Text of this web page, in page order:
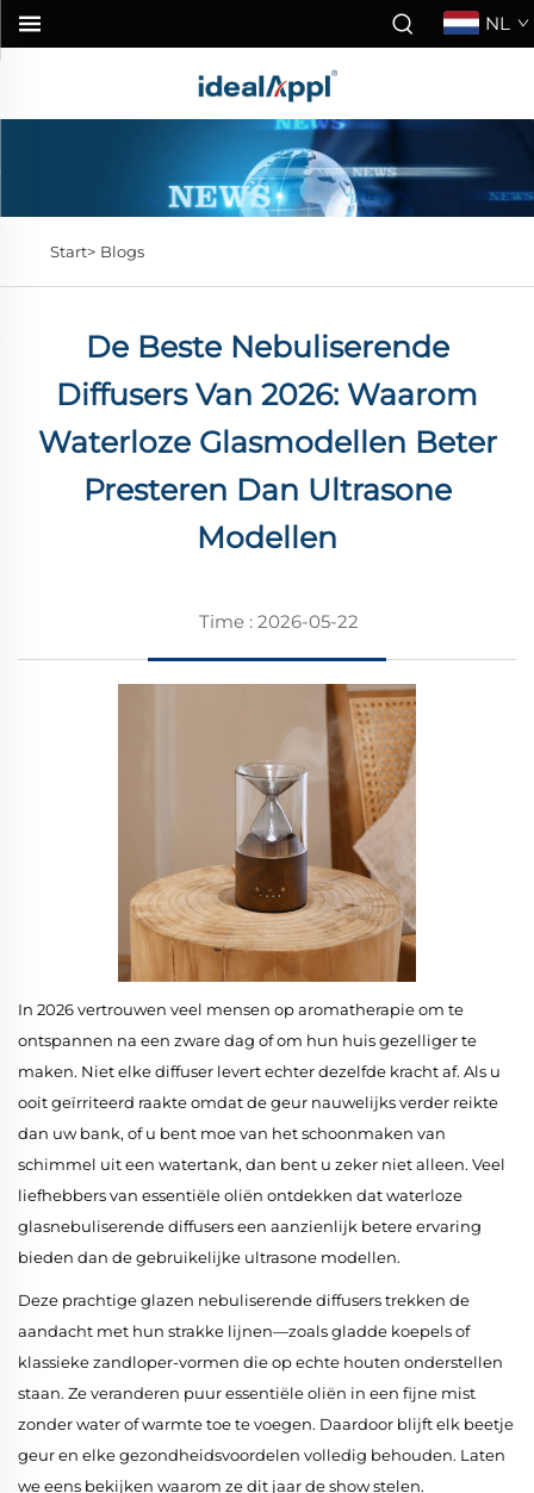
NL
Start> Blogs
De Beste Nebuliserende
Diffusers Van 2026: Waarom
Waterloze Glasmodellen Beter
Presteren Dan Ultrasone
Modellen
Time : 2026-05-22
In 2026 vertrouwen veel mensen op aromatherapie om te
ontspannen na een zware dag of om hun huis gezelliger te
maken. Niet elke diffuser levert echter dezelfde kracht af. Als u
ooit geïrriteerd raakte omdat de geur nauwelijks verder reikte
dan uw bank, of u bent moe van het schoonmaken van
schimmel uit een watertank, dan bent u zeker niet alleen. Veel
liefhebbers van essentiële oliën ontdekken dat waterloze
glasnebuliserende diffusers een aanzienlijk betere ervaring
bieden dan de gebruikelijke ultrasone modellen.
Deze prachtige glazen nebuliserende diffusers trekken de
aandacht met hun strakke lijnen—zoals gladde koepels of
klassieke zandloper-vormen die op echte houten onderstellen
staan. Ze veranderen puur essentiële oliën in een fijne mist
zonder water of warmte toe te voegen. Daardoor blijft elk beetje
geur en elke gezondheidsvoordelen volledig behouden. Laten
we eens bekijken waarom ze dit jaar de show stelen.